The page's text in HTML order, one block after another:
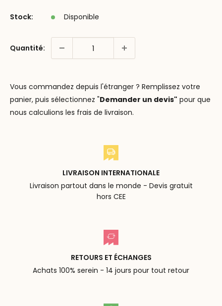
Stock: Disponible
Quantité:
Vous commandez depuis l'étranger ? Remplissez votre
panier, puis sélectionnez "Demander un devis" pour que
nous calculions les frais de livraison.
LIVRAISON INTERNATIONALE
Livraison partout dans le monde - Devis gratuit
hors CEE
RETOURS ET ÉCHANGES
Achats 100% serein - 14 jours pour tout retour